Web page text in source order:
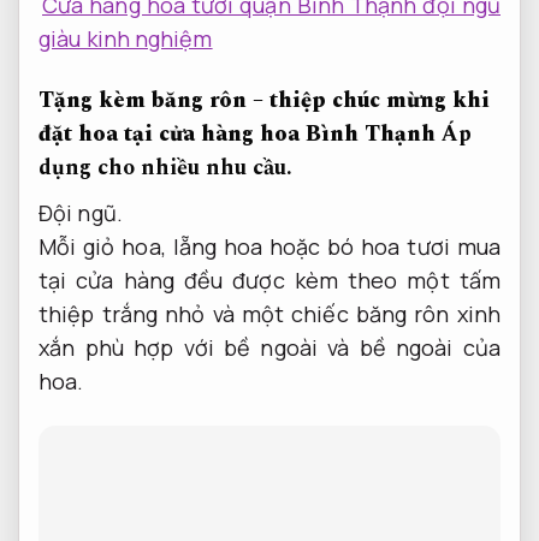
giàu kinh nghiệm
Tặng kèm băng rôn – thiệp chúc mừng khi
đặt hoa tại cửa hàng hoa Bình ThạnhÁp
dụng cho nhiều nhu cầu.
Đội ngũ.
Mỗi giỏ hoa, lẵng hoa hoặc bó hoa tươi mua
tại cửa hàng đều được kèm theo một tấm
thiệp trắng nhỏ và một chiếc băng rôn xinh
xắn phù hợp với bề ngoài và bề ngoài của
hoa.